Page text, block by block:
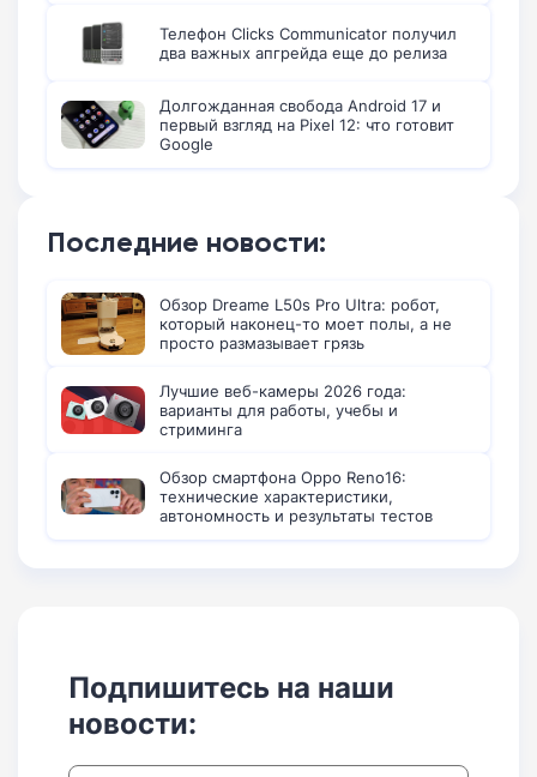
Телефон Clicks Communicator получил
два важных апгрейда еще до релиза
Долгожданная свобода Android 17 и
первый взгляд на Pixel 12: что готовит
Google
Последние новости:
Обзор Dreame L50s Pro Ultra: робот,
который наконец-то моет полы, а не
просто размазывает грязь
Лучшие веб-камеры 2026 года:
варианты для работы, учебы и
стриминга
Обзор смартфона Oppo Reno16:
технические характеристики,
автономность и результаты тестов
Подпишитесь на наши
новости: